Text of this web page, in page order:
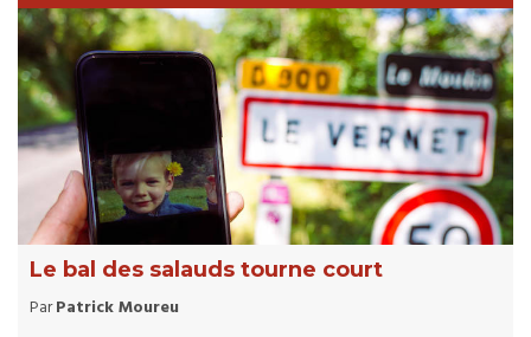
Le bal des salauds tourne court
ParPatrick Moureu